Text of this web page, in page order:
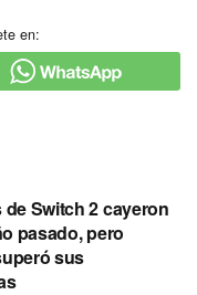
en:
de Switch 2 cayeron
pasado, pero
sus